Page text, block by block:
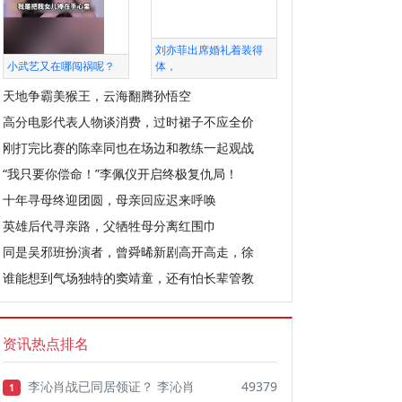
小武艺又在哪闯祸呢？
刘亦菲出席婚礼着装得
体，
天地争霸美猴王，云海翻腾孙悟空
高分电影代表人物谈消费，过时裙子不应全价
刚打完比赛的陈幸同也在场边和教练一起观战
“我只要你偿命！”李佩仪开启终极复仇局！
十年寻母终迎团圆，母亲回应迟来呼唤
英雄后代寻亲路，父牺牲母分离红围巾
同是吴邪班扮演者，曾舜晞新剧高开高走，徐
谁能想到气场独特的窦靖童，还有怕长辈管教
资讯热点排名
1 李沁肖战已同居领证？ 李沁肖 49379